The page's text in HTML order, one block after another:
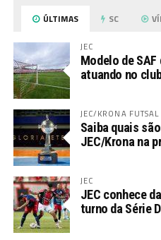
ÚLTIMAS SC
JEC
Modelo de SAF
atuando no
JEC/KRONA FUTSAL
Saiba quais
JEC/Krona na
JEC
JEC conhece
turno da Série D